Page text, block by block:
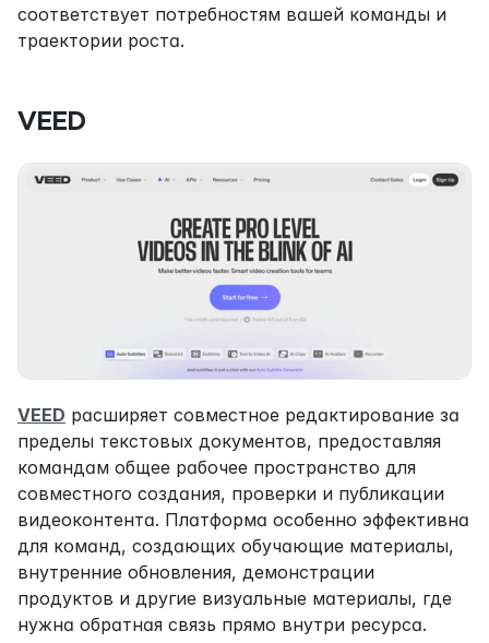
соответствует потребностям вашей команды и
траектории роста.
VEED
VEED расширяет совместное редактирование за
пределы текстовых документов, предоставляя
командам общее рабочее пространство для
совместного создания, проверки и публикации
видеоконтента. Платформа особенно эффективна
для команд, создающих обучающие материалы,
внутренние обновления, демонстрации
продуктов и другие визуальные материалы, где
нужна обратная связь прямо внутри ресурса.